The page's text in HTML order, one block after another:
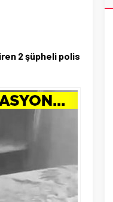
2 şüpheli polis